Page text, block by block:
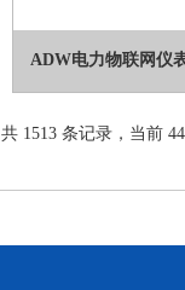
ADW电力物联网仪
共 1513 条记录，当前